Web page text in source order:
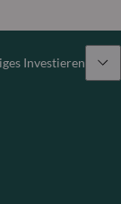
Investieren